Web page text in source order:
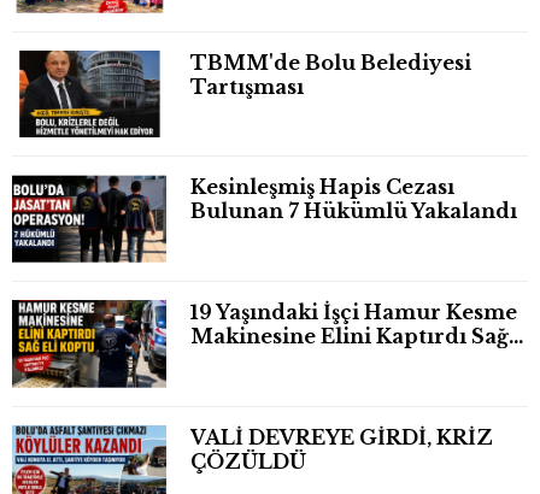
TBMM'de Bolu Belediyesi
Tartışması
Kesinleşmiş Hapis Cezası
Bulunan 7 Hükümlü Yakalandı
19 Yaşındaki İşçi Hamur Kesme
Makinesine Elini Kaptırdı Sağ
VALİ DEVREYE GİRDİ, KRİZ
ÇÖZÜLDÜ